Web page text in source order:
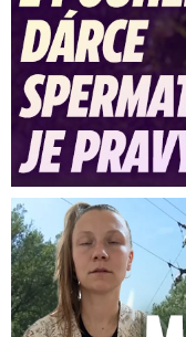
Smrtelný pád